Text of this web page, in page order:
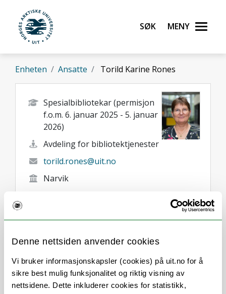
Denne nettsiden anvender cookies
Vi bruker informasjonskapsler (cookies) på uit.no for å
sikre best mulig funksjonalitet og riktig visning av
nettsidene. Dette inkluderer cookies for statistikk,
Gå til hovedinnhold
UiT Norges arktiske universitet
Søk Meny
Enheten Ansatte Torild Karine Rones
Spesialbibliotekar (permisjon
f.o.m. 6. januar 2025 - 5. januar
2026)
Avdeling for bibliotektjenester
torild.rones@uit.no
Narvik
Om
Forskning og undervisning